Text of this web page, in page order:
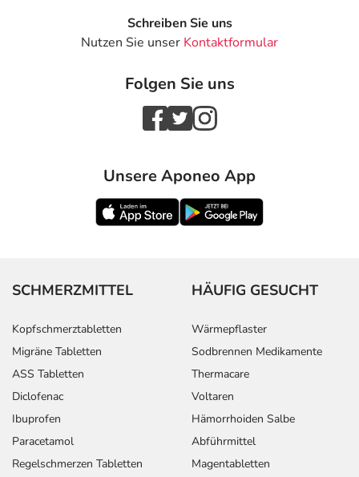
Schreiben Sie uns
Nutzen Sie unser Kontaktformular
Folgen Sie uns
Unsere Aponeo App
SCHMERZMITTEL
Kopfschmerztabletten
Migräne Tabletten
ASS Tabletten
Diclofenac
Ibuprofen
Paracetamol
Regelschmerzen Tabletten
HÄUFIG GESUCHT
Wärmepflaster
Sodbrennen Medikamente
Thermacare
Voltaren
Hämorrhoiden Salbe
Abführmittel
Magentabletten